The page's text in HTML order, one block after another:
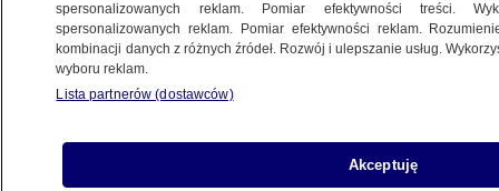
Premier o powodach wprowadzenia
spersonalizowanych reklam. Pomiar efektywności treści.
spersonalizowanych reklam. Pomiar efektywności reklam.
kombinacji danych z różnych źródeł. Rozwój i ulepszanie usług.
wyboru reklam.
Lista partnerów (dostawców)
Akceptuję